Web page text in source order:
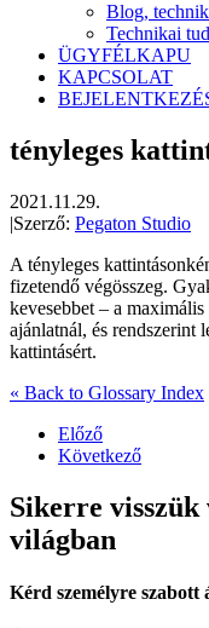
Blog,
Technikai
ÜGYFÉLKAPU
KAPCSOLAT
tényleges
2021.11.29.
|Szerző: Pegaton Studio
A tényleges
fizetendő végösszeg.
kevesebbet – a
ajánlatnál, és rendszerint
kattintásért.
« Back to Glossary Index
Előző
Következő
Sikerre visszük
világban
Kérd személyre